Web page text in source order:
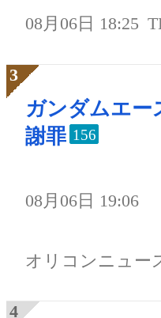
08月06日 18:25
ガンダムエー
謝罪 156
08月06日 19:06
オリコンニュー